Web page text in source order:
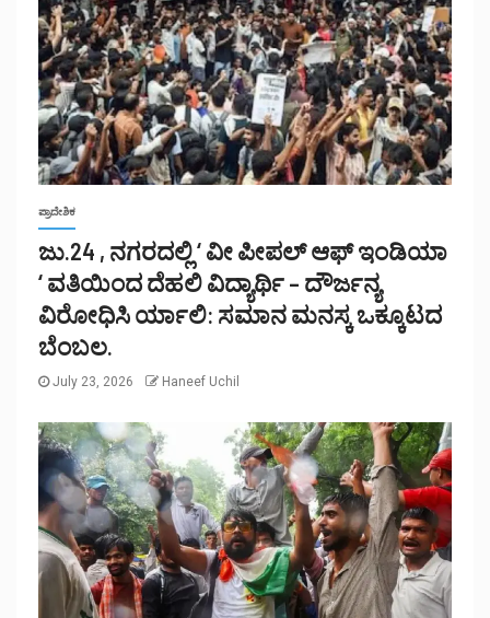
ಪ್ರಾದೇಶಿಕ
ಜು.24 , ನಗರದಲ್ಲಿ ‘ ವೀ ಪೀಪಲ್ ಆಫ್ ಇಂಡಿಯಾ
‘ ವತಿಯಿಂದ ದೆಹಲಿ ವಿದ್ಯಾರ್ಥಿ – ದೌರ್ಜನ್ಯ
ವಿರೋಧಿಸಿ ರ್ಯಾಲಿ: ಸಮಾನ ಮನಸ್ಕ ಒಕ್ಕೂಟದ
ಬೆಂಬಲ.
July 23, 2026 Haneef Uchil